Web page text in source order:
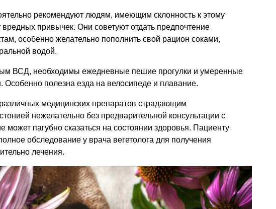
рекомендуют людям, имеющим склонность к этому
вредных привычек. Они советуют отдать предпочтение
особенно желательно пополнить свой рацион соками,
водой.
ВСД, необходимы ежедневные пешие прогулки и умеренные
Особенно полезна езда на велосипеде и плавание.
медицинских препаратов страдающим
нежелательно без предварительной консультации с
может пагубно сказаться на состоянии здоровья. Пациенту
обследование у врача вегетолога для получения
лечения.